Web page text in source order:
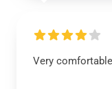
Very